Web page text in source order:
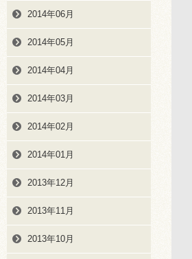
2014年06月
2014年05月
2014年04月
2014年03月
2014年02月
2014年01月
2013年12月
2013年11月
2013年10月